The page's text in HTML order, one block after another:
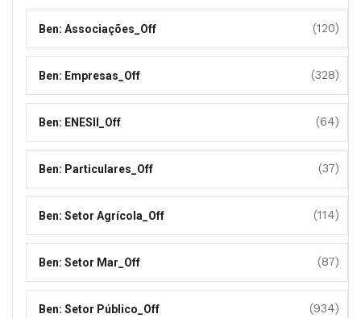
Ben: Associações_Off (120)
Ben: Empresas_Off (328)
Ben: ENESII_Off (64)
Ben: Particulares_Off (37)
Ben: Setor Agrícola_Off (114)
Ben: Setor Mar_Off (87)
Ben: Setor Público_Off (934)